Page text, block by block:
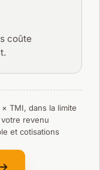
coûte
TMI, dans la limite
revenu
et cotisations